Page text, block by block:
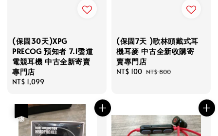
(保固30天)XPG
PRECOG 預知者 7.1聲道
電競耳機 中古全新寄賣
專門店
Regular
NT$ 1,099
(保固7天 )歌林頭戴式耳
機耳麥 中古全新收購寄
賣專門店
Sale
NT$ 100 Regular
NT$ 800